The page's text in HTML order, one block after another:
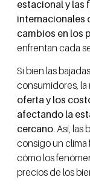
estacional y las
internacionales
cambios en los
enfrentan cada
Si bien las
consumidores, la
oferta y los
afectando la
cercano. Así, las
consigo un clima
cómo los
precios de los